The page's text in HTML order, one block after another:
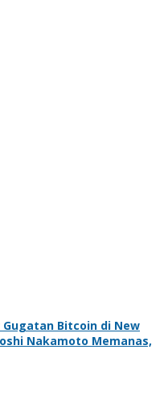
Gugatan Bitcoin di New
Nakamoto Memanas,